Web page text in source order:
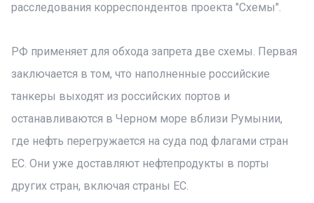
расследования корреспондентов проекта "Схемы".
РФ применяет для обхода запрета две схемы. Первая
заключается в том, что наполненные российские
танкеры выходят из российских портов и
останавливаются в Черном море вблизи Румынии,
где нефть перегружается на суда под флагами стран
ЕС. Они уже доставляют нефтепродукты в порты
других стран, включая страны ЕС.